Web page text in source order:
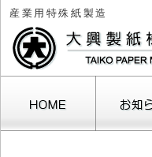
産業用特殊紙製造